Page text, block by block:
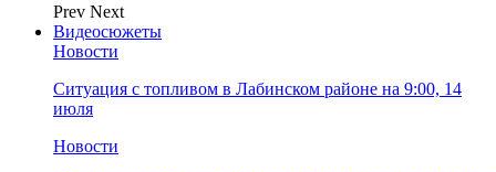
Prev Next
Видеосюжеты
Новости
Ситуация с топливом в Лабинском районе на 9:00, 14
июля
Новости